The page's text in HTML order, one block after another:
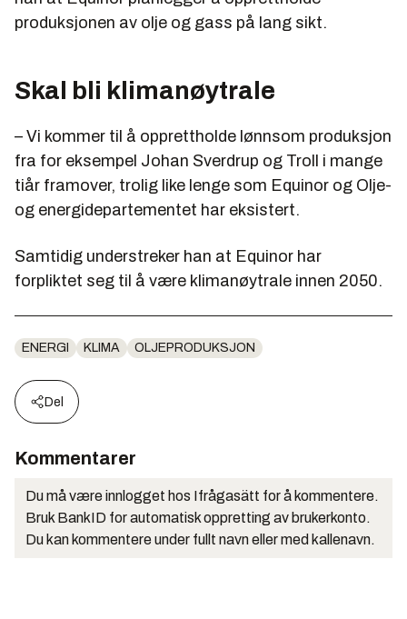
produksjonen av olje og gass på lang sikt.
Skal bli klimanøytrale
– Vi kommer til å opprettholde lønnsom produksjon
fra for eksempel Johan Sverdrup og Troll i mange
tiår framover, trolig like lenge som Equinor og Olje-
og energidepartementet har eksistert.
Samtidig understreker han at Equinor har
forpliktet seg til å være klimanøytrale innen 2050.
ENERGI KLIMA OLJEPRODUKSJON
Del
Kommentarer
Du må være innlogget hos Ifrågasätt for å kommentere.
Bruk BankID for automatisk oppretting av brukerkonto.
Du kan kommentere under fullt navn eller med kallenavn.